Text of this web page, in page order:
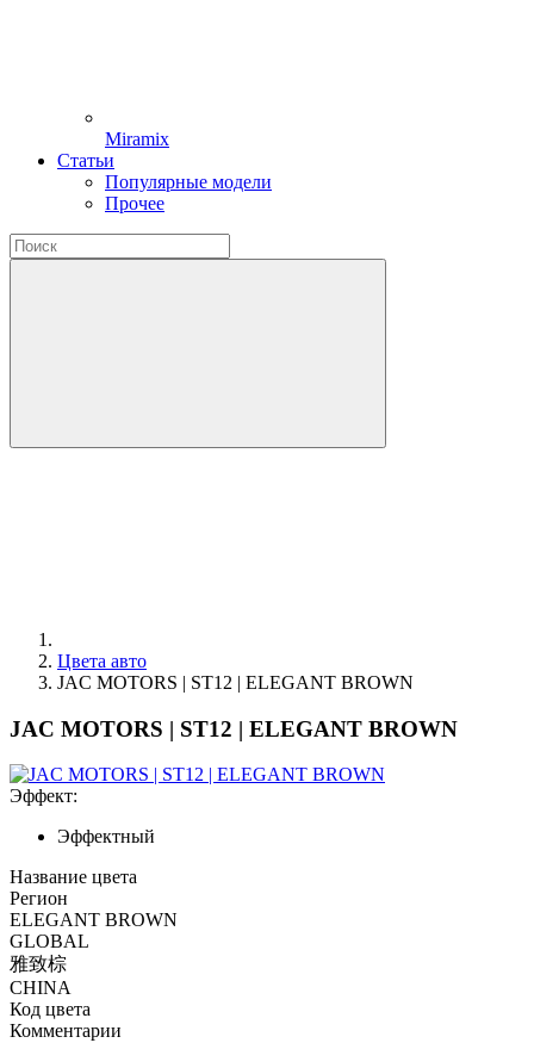
Miramix
Статьи
Популярные модели
Прочее
Цвета авто
JAC MOTORS | ST12 | ELEGANT BROWN
JAC MOTORS | ST12 | ELEGANT BROWN
Эффект:
Эффектный
Название цвета
Регион
ELEGANT BROWN
GLOBAL
雅致棕
CHINA
Код цвета
Комментарии